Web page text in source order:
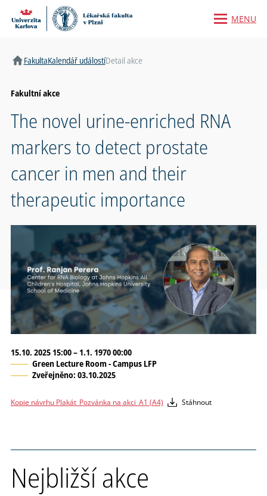
MENU
Domů
FakultaKalendář událostíDetail akce
Fakultní akce
The novel urine-enriched RNA
markers to detect prostate
cancer in men and their
therapeutic importance
15.10. 2025 15:00 – 1.1. 1970 00:00
Green Lecture Room - Campus LFP
Zveřejněno: 03.10.2025
Kopie návrhu Plakát_Pozvánka na akci_A1 (A4) Stáhnout
Nejbližší akce